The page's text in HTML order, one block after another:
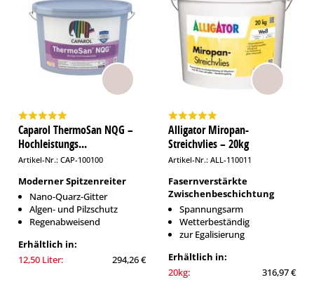
Caparol ThermoSan NQG –
Hochleistungs...
Artikel-Nr.: CAP-100100
Moderner Spitzenreiter
Nano-Quarz-Gitter
Algen- und Pilzschutz
Regenabweisend
Erhältlich in:
12,50 Liter:
294,26 €
Alligator Miropan-
Streichvlies – 20kg
Artikel-Nr.: ALL-110011
Fasernverstärkte
Zwischenbeschichtung
Spannungsarm
Wetterbeständig
zur Egalisierung
Erhältlich in:
20kg:
316,97 €